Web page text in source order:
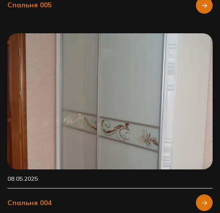
Спальня 005
08.05.2025
Спальня 004